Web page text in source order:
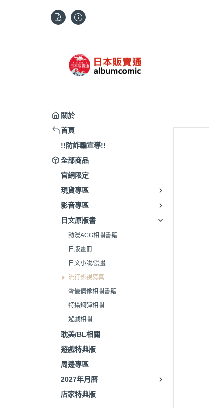
關於
首頁
!!防詐騙宣導!!
全部商品
官網限定
現貨專區
影音專區
日文原版書
動漫ACG相關書籍
日版畫冊
日文小說/漫畫
流行影視寫真
聲優偶像相關書籍
特攝鋼彈相關
遊戲相關
耽美/BL相關
遊戲特典版
周邊專區
2027年月曆
店家特典版